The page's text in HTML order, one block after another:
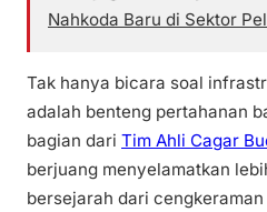
Nahkoda Baru di Sektor
Tak hanya bicara soal
adalah benteng pertahanan
bagian dari Tim Ahli Cagar
berjuang menyelamatkan
bersejarah dari